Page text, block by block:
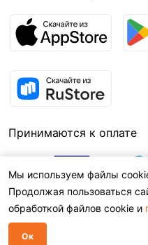
Принимаются к оплате
© 2026,
Мы используем файлы
Продолжая пользоваться
обработкой файлов cookie и
Ок